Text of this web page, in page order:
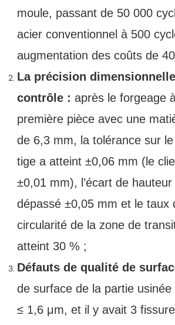
moule, passant de 50 000
acier conventionnel à 500
augmentation des coûts de
La précision
contrôle : après le forgeage
première pièce avec une
de 6,3 mm, la tolérance sur
tige a atteint ±0,06 mm (le
±0,01 mm), l’écart de
dépassé ±0,05 mm et le taux
circularité de la zone de
atteint 30 % ;
Défauts de qualité de
de surface de la partie
≤ 1,6 μm, et il y avait 3